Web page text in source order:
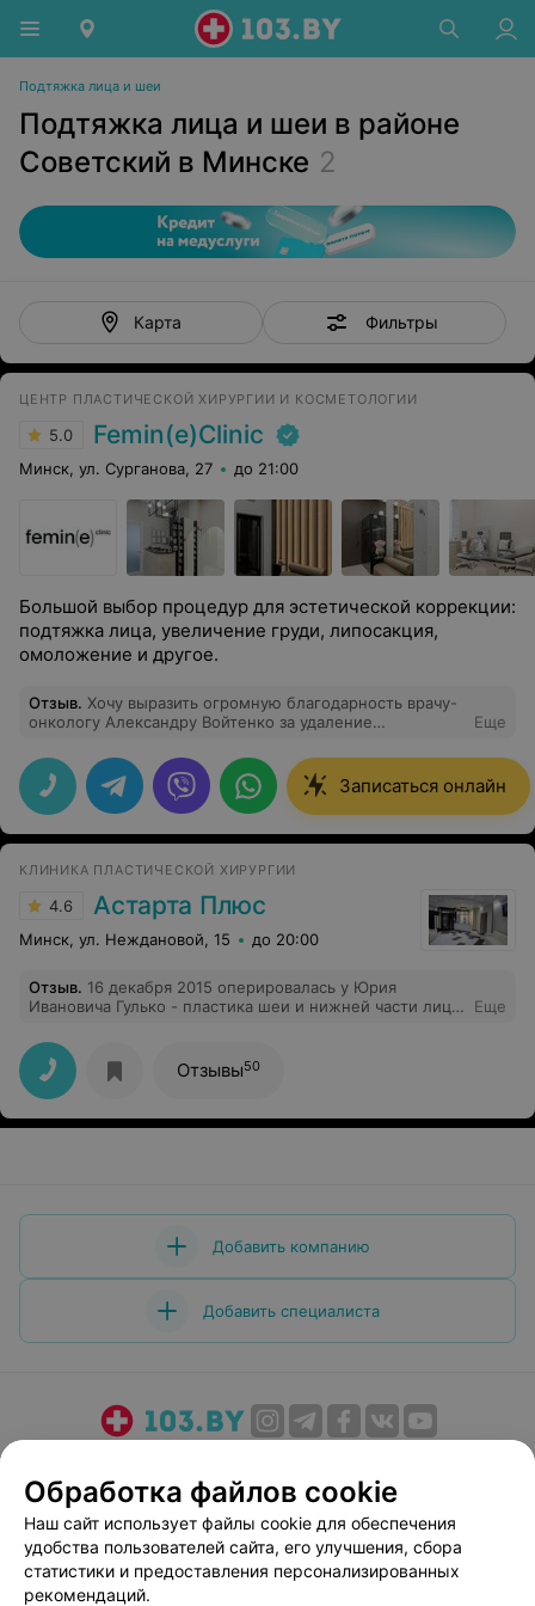
Подтяжка лица и шеи
Подтяжка лица и шеи в районе
Советский в Минске 2
Карта Фильтры
ЦЕНТР ПЛАСТИЧЕСКОЙ ХИРУРГИИ И КОСМЕТОЛОГИИ
5.0 Femin(e)Clinic
Минск, ул. Сурганова, 27 до 21:00
Большой выбор процедур для эстетической коррекции:
подтяжка лица, увеличение груди, липосакция,
омоложение и другое.
Отзыв. Хочу выразить огромную благодарность врачу-
онкологу Александру Войтенко за удаление
косметической процедуре, а о моём здоровье и
спокойствии. С первого приёма доктор развеял все
страхи: подробно объяснил природу родинки, показал
дерматоскопом, почему её лучше убрать, и честно
рассказал о рисках. Решение принимала уже не на
процедура прошла на удивление комфортно. Вместо
спешки - филигранная работа. Для тех, кто боится:
лучше удалить маленькую родинку у профессионала
раз и навсегда, чем жить с тревогой годами. Я очень
рада, что доверилась этому доктору.
Еще
Записаться онлайн
КЛИНИКА ПЛАСТИЧЕСКОЙ ХИРУРГИИ
4.6 Астарта Плюс
Минск, ул. Неждановой, 15 до 20:00
Отзыв. 16 декабря 2015 оперировалась у Юрия
Ивановича Гулько - пластика шеи и нижней части лица,
Всем спасибо. Анестезиологическое пособие было
замечательным. Очень благодарна.
Восстановительный период в процессе - но
положительные эмоции уже есть. Еще раз всем
спасибо!
Еще
Отзывы50
Добавить компанию
Добавить специалиста
Медицинский маркетинг
Публичный договор
Пользовательское соглашение
Способы оплаты
Вакансии
Партнеры
Обработка файлов cookie
Наш сайт использует файлы cookie для обеспечения
удобства пользователей сайта, его улучшения, сбора
статистики и предоставления персонализированных
рекомендаций.